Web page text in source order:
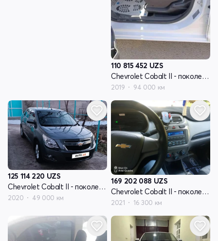
110 815 452 UZS
Chevrolet Cobalt II - поколение рестайлинг
2019 94 000 км
125 114 220 UZS
Chevrolet Cobalt II - поколение рестайлинг
2020 49 000 км
169 202 088 UZS
Chevrolet Cobalt II - поколение рестайлинг
2021 16 300 км